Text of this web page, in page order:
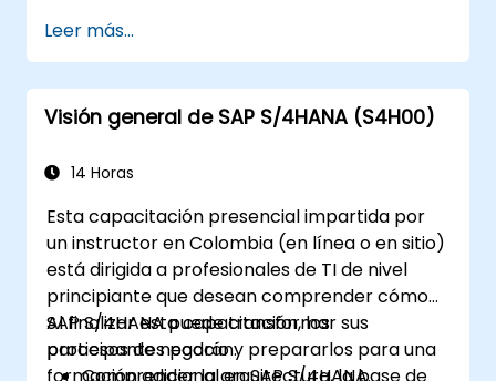
análisis de rentabilidad.
Alcanzar dominio en el uso de
aplicaciones SAP Fiori para informes de
contabilidad financiera y de gestión.
Leer más...
Visión general de SAP S/4HANA (S4H00)
14 Horas
Esta capacitación presencial impartida por
un instructor en Colombia (en línea o en sitio)
está dirigida a profesionales de TI de nivel
principiante que desean comprender cómo
SAP S/4HANA puede transformar sus
procesos de negocio y prepararlos para una
formación adicional en SAP S/4HANA.
Al finalizar esta capacitación, los
participantes podrán:
Comprender la arquitectura, la base de